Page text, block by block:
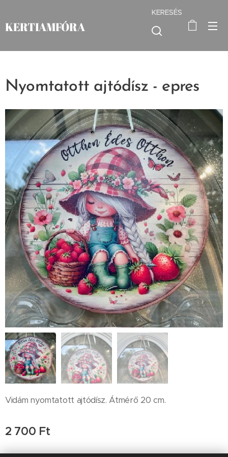
KERTIAMFÓRA
KERESÉS
Nyomtatott ajtódísz - epres
Vidám nyomtatott ajtódísz. Átmérő 20 cm.
2 700 Ft